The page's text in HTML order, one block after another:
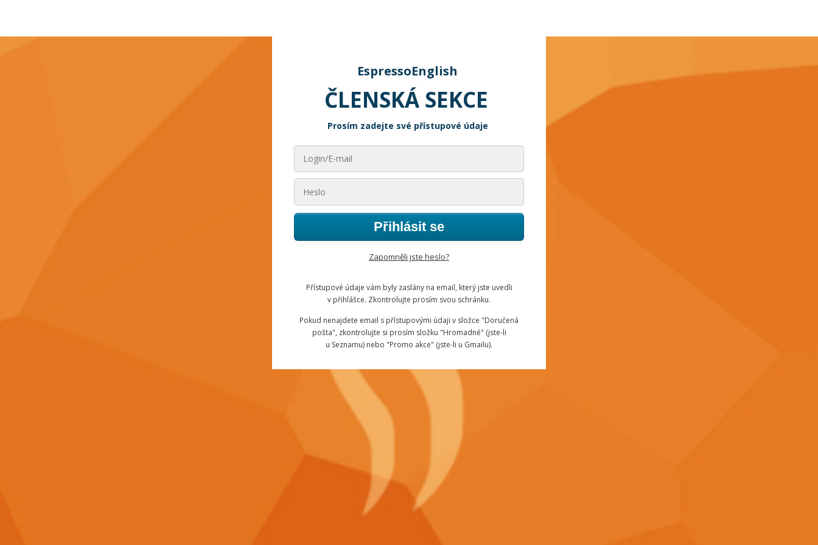
EspressoEnglish
ČLENSKÁ SEKCE
Prosím zadejte své přístupové údaje
Přihlásit se
Zapomněli jste heslo?
Přístupové údaje vám byly zaslány na email, který jste uvedli
v přihlášce. Zkontrolujte prosím svou schránku.
Pokud nenajdete email s přístupovými údaji v složce "Doručená
pošta", zkontrolujte si prosím složku "Hromadné" (jste-li
u Seznamu) nebo "Promo akce" (jste-li u Gmailu).